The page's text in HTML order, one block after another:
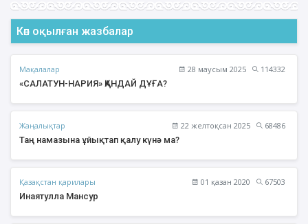
Көп оқылған жазбалар
Мақалалар 28 маусым 2025
114332
«САЛАТУН-НАРИЯ» ҚАНДАЙ ДҰҒА?
Жаңалықтар 22 желтоқсан 2025
68486
Таң намазына ұйықтап қалу күнә ма?
Қазақстан қарилары 01 қазан 2020
67503
Инаятулла Мансур